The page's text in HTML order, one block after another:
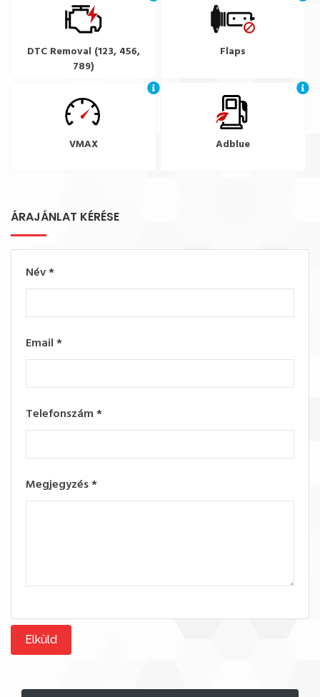
DTC Removal (123, 456,
789)
Flaps
VMAX Adblue
ÁRAJÁNLAT KÉRÉSE
Név*
Email*
Telefonszám*
Megjegyzés*
Elküld